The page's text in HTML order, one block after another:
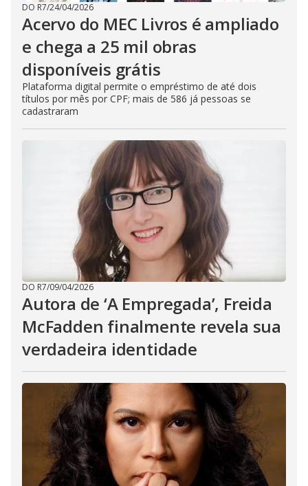
DO R7/24/04/2026
Acervo do MEC Livros é ampliado
e chega a 25 mil obras
disponíveis grátis
Plataforma digital permite o empréstimo de até dois
títulos por mês por CPF; mais de 586 já pessoas se
cadastraram
DO R7/09/04/2026
Autora de ‘A Empregada’, Freida
McFadden finalmente revela sua
verdadeira identidade